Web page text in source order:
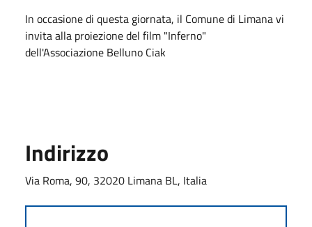
In occasione di questa giornata, il Comune di Limana vi
invita alla proiezione del film "Inferno"
dell'Associazione Belluno Ciak
Indirizzo
Via Roma, 90, 32020 Limana BL, Italia